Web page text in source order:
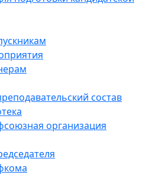
состав
организация